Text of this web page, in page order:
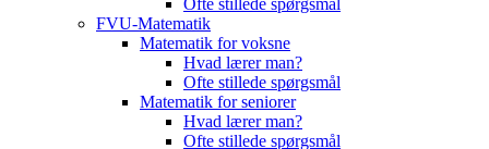
Ofte stillede spørgsmål
FVU-Matematik
Matematik for voksne
Hvad lærer man?
Ofte stillede spørgsmål
Matematik for seniorer
Hvad lærer man?
Ofte stillede spørgsmål